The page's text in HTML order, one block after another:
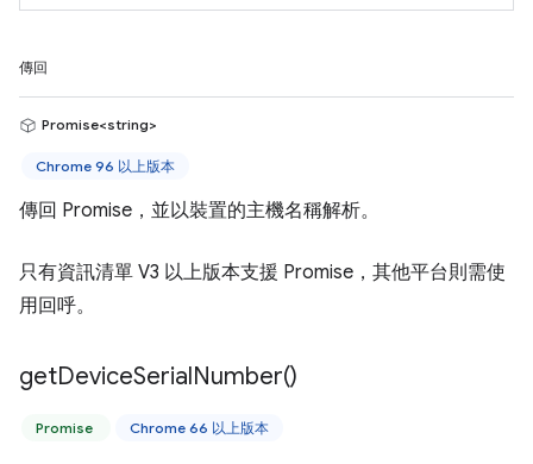
傳回
Promise<string>
Chrome 96 以上版本
傳回 Promise，並以裝置的主機名稱解析。
只有資訊清單 V3 以上版本支援 Promise，其他平台則需使
用回呼。
getDeviceSerialNumber()
Promise Chrome 66 以上版本